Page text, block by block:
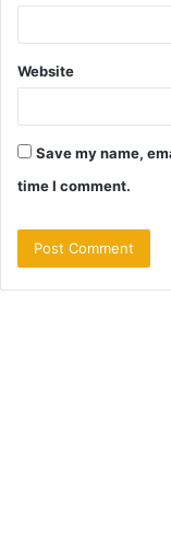
Website
Save my name,
time I comment.